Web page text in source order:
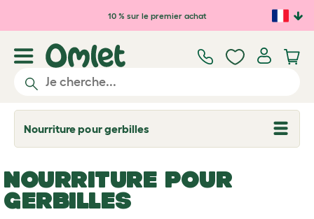
Passer au contenu principal
10 % sur le premier achat
Nourriture pour gerbilles
T
o
l
e
d
r
NOURRITURE POUR
GERBILLES